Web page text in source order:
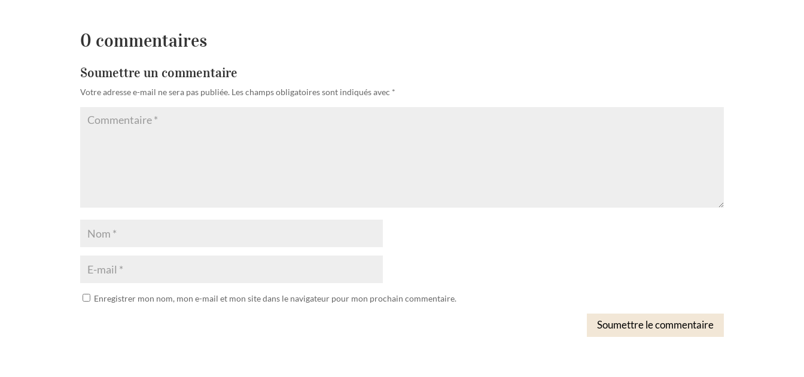
0 commentaires
Soumettre un commentaire
Votre adresse e-mail ne sera pas publiée. Les champs obligatoires sont indiqués avec *
Enregistrer mon nom, mon e-mail et mon site dans le navigateur pour mon prochain commentaire.
Soumettre le commentaire